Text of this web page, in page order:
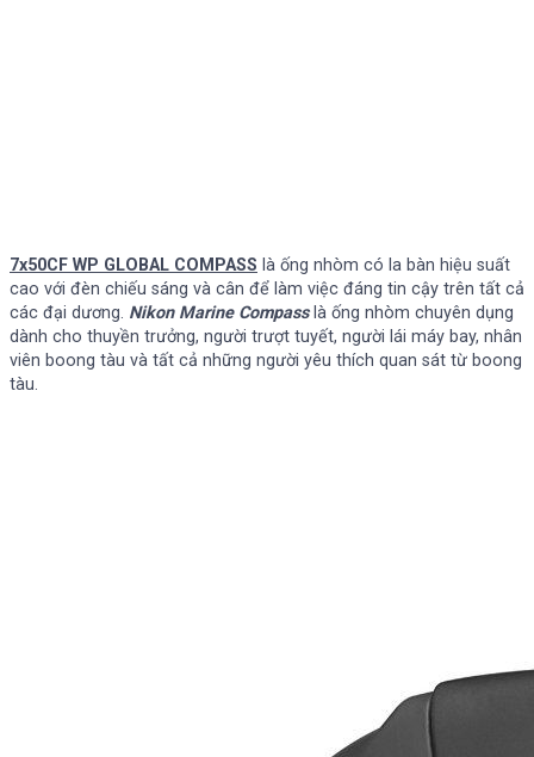
7x50CF WP GLOBAL COMPASS là ống nhòm có la bàn hiệu suất
cao với đèn chiếu sáng và cân để làm việc đáng tin cậy trên tất cả
các đại dương. Nikon Marine Compasslà ống nhòm chuyên dụng
dành cho thuyền trưởng, người trượt tuyết, người lái máy bay, nhân
viên boong tàu và tất cả những người yêu thích quan sát từ boong
tàu.